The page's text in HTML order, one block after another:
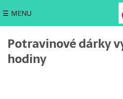
☰ MENU
Potravinové dárky
hodiny